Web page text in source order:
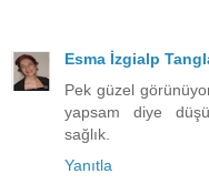
Esma İzgialp
Pek güzel
yapsam diye
sağlık.
Yanıtla